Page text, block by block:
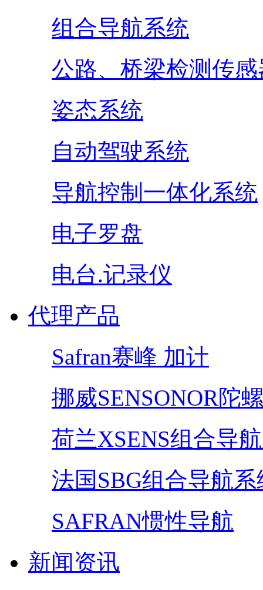
组合导航系统
公路、桥梁检测传感
姿态系统
自动驾驶系统
导航控制一体化系统
电子罗盘
电台.记录仪
代理产品
Safran赛峰 加计
挪威SENSONOR陀
荷兰XSENS组合导
法国SBG组合导航系
SAFRAN惯性导航
新闻资讯